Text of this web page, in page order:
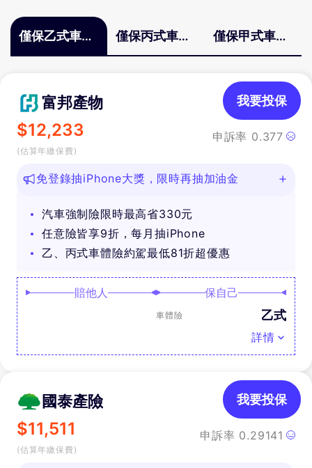
僅保乙式車體
險
僅保丙式車體
險
僅保甲式車體
險
富邦產物
$12,233
(估算年繳保費)
申訴率 0.377
我要投保
免登錄抽iPhone大獎，限時再抽加油金
汽車強制險限時最高省330元
任意險皆享9折，每月抽iPhone
乙、丙式車體險約駕最低81折超優惠
賠他人 保自己
車體險 乙式
詳情
國泰產險
$11,511
(估算年繳保費)
申訴率 0.29141
我要投保